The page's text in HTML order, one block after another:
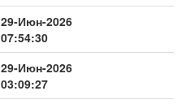
29-Июн-2026
07:54:30
29-Июн-2026
03:09:27